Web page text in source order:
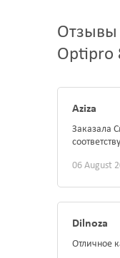
Отзывы
Optipro
Aziza
Заказала
06 August
Dilnoza
Отличное